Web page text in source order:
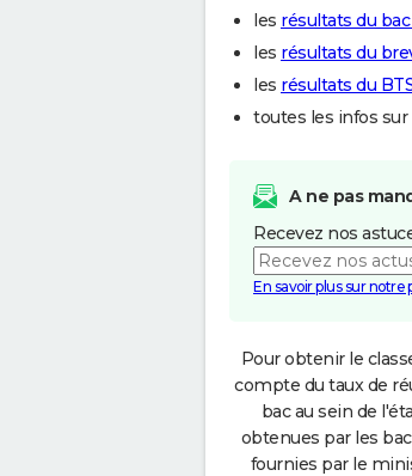
les résultats du bac
les résultats du
les résultats du
toutes les infos sur
A ne pas
Recevez nos
En savoir plus sur
Pour obtenir le
compte du taux de
bac au sein de
obtenues par les
fournies par le